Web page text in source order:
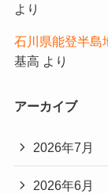
より
石川県能登半
基高 より
アーカイブ
2026年7月
2026年6月